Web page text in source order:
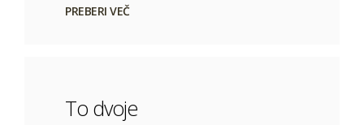
PREBERI VEČ
To dvoje